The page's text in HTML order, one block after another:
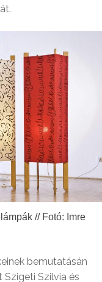
// Fotó: Imre
bemutatásán
Szigeti Szilvia és